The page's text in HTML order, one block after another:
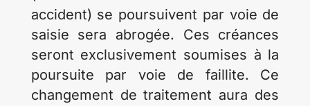
accident) se poursuivent par voie de
saisie sera abrogée. Ces créances
seront exclusivement soumises à la
poursuite par voie de faillite. Ce
changement de traitement aura des